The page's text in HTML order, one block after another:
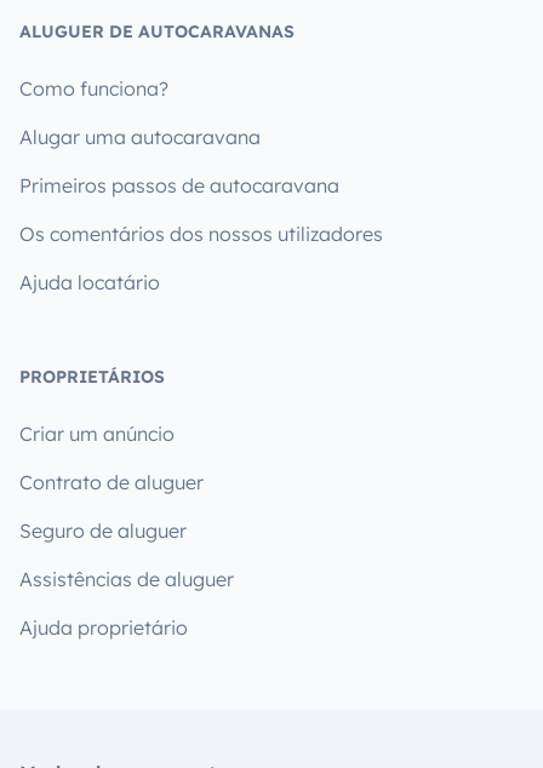
ALUGUER DE AUTOCARAVANAS
Como funciona?
Alugar uma autocaravana
Primeiros passos de autocaravana
Os comentários dos nossos utilizadores
Ajuda locatário
PROPRIETÁRIOS
Criar um anúncio
Contrato de aluguer
Seguro de aluguer
Assistências de aluguer
Ajuda proprietário